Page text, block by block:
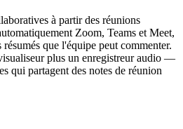
à partir des réunions
Zoom, Teams et Meet,
que l'équipe peut commenter.
plus un enregistreur audio —
qui partagent des notes de réunion